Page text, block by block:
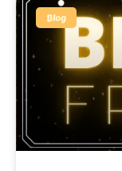
Blog